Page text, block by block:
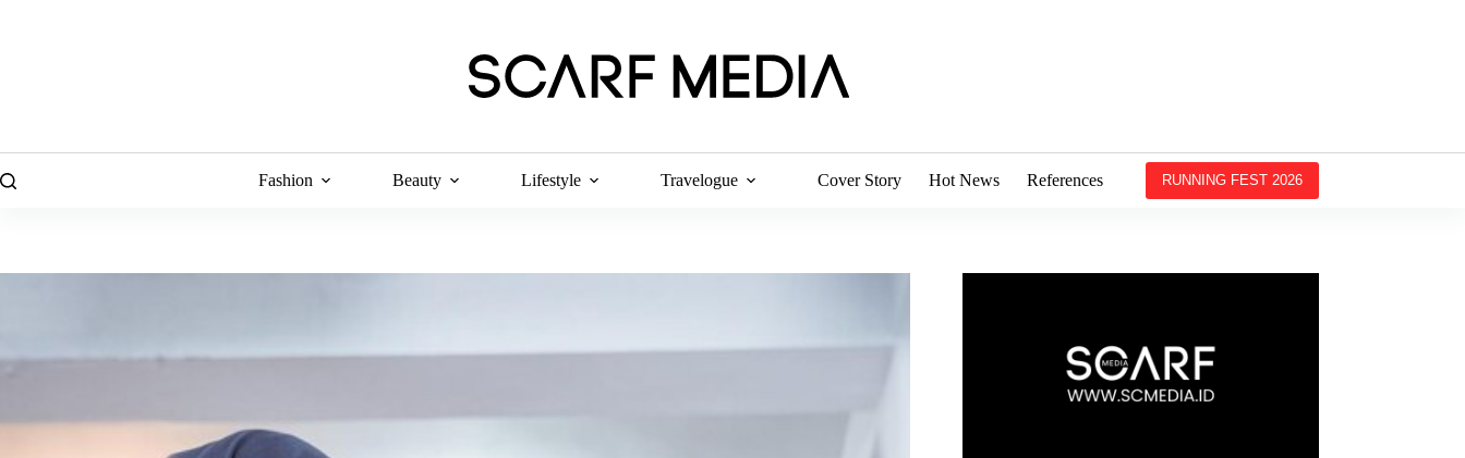
Fashion Beauty Lifestyle Travelogue Cover Story Hot News References RUNNING FEST 2026